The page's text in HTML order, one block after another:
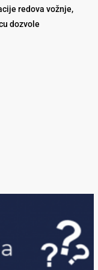
redova vožnje,
dozvole